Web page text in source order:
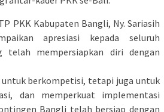
PKK Kabupaten Bangli, Ny. Sariasih
apresiasi kepada seluruh
telah mempersiapkan diri dengan
untuk berkompetisi, tetapi juga untuk
dan memperkuat implementasi
Bangli telah bersiap dengan